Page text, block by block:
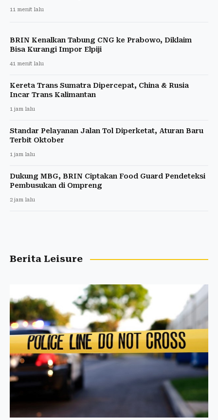
11 menit lalu
BRIN Kenalkan Tabung CNG ke Prabowo, Diklaim
Bisa Kurangi Impor Elpiji
41 menit lalu
Kereta Trans Sumatra Dipercepat, China & Rusia
Incar Trans Kalimantan
1 jam lalu
Standar Pelayanan Jalan Tol Diperketat, Aturan Baru
Terbit Oktober
1 jam lalu
Dukung MBG, BRIN Ciptakan Food Guard Pendeteksi
Pembusukan di Ompreng
2 jam lalu
Berita Leisure